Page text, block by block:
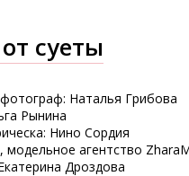
суеты
Наталья Грибова
Рынина
Нино Сордия
модельное агентство
Дроздова